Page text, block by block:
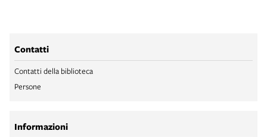
Contatti
Contatti della biblioteca
Persone
Informazioni